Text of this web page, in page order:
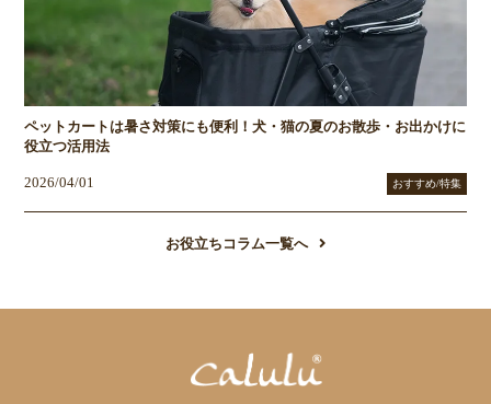
ペットカートは暑さ対策にも便利！犬・猫の夏のお散歩・お出かけに
役立つ活用法
2026/04/01 おすすめ/特集
お役立ちコラム一覧へ